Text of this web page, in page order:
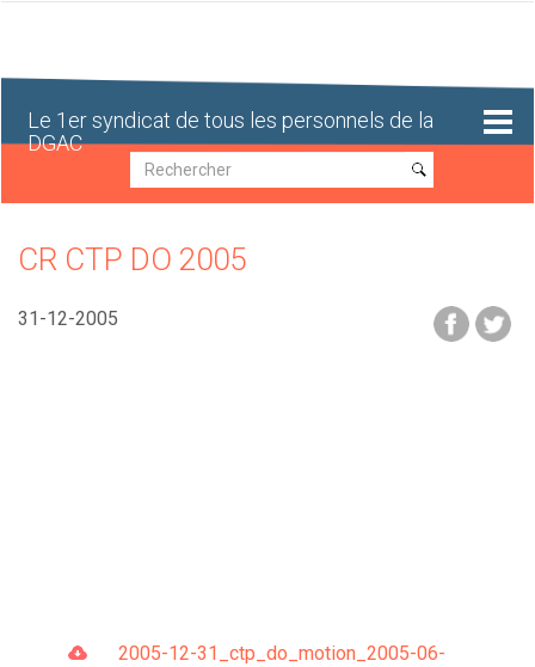
Le 1er syndicat de tous les personnels de la
DGAC
Recherche
Recherche
CR CTP DO 2005
31-12-2005
2005-12-31_ctp_do_motion_2005-06-